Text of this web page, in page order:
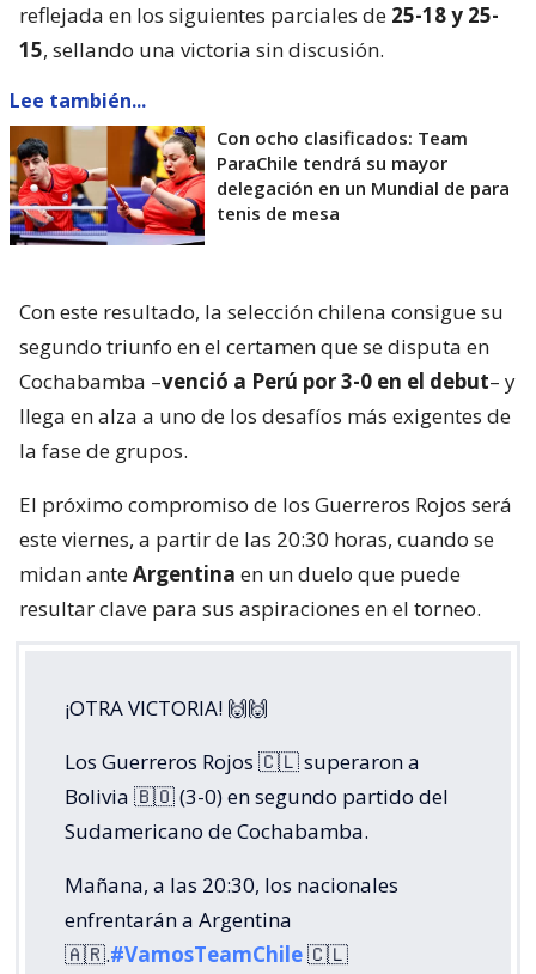
reflejada en los siguientes parciales de 25-18 y 25-
15, sellando una victoria sin discusión.
Lee también...
Con ocho clasificados: Team
ParaChile tendrá su mayor
delegación en un Mundial de para
tenis de mesa
Con este resultado, la selección chilena consigue su
segundo triunfo en el certamen que se disputa en
Cochabamba –venció a Perú por 3-0 en el debut– y
llega en alza a uno de los desafíos más exigentes de
la fase de grupos.
El próximo compromiso de los Guerreros Rojos será
este viernes, a partir de las 20:30 horas, cuando se
midan anteArgentina en un duelo que puede
resultar clave para sus aspiraciones en el torneo.
¡OTRA VICTORIA! 🙌🙌
Los Guerreros Rojos 🇨🇱 superaron a
Bolivia 🇧🇴 (3-0) en segundo partido del
Sudamericano de Cochabamba.
Mañana, a las 20:30, los nacionales
enfrentarán a Argentina
🇦🇷.#VamosTeamChile🇨🇱